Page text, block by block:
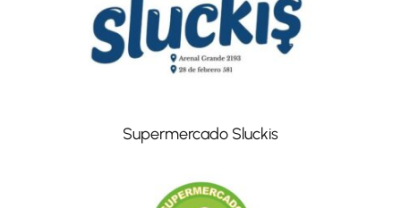
Supermercado Sluckis